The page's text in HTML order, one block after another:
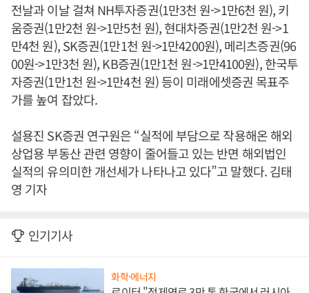
전날과 이날 걸쳐 NH투자증권(1만3천 원->1만6천 원), 키
움증권(1만2천 원->1만5천 원), 현대차증권(1만2천 원->1
만4천 원), SK증권(1만1천 원->1만4200원), 메리츠증권(96
00원->1만3천 원), KB증권(1만1천 원->1만4100원), 한국투
자증권(1만1천 원->1만4천 원) 등이 미래에셋증권 목표주
가를 높여 잡았다.
설용진 SK증권 연구원은 “실적에 부담으로 작용해온 해외
상업용 부동산 관련 영향이 줄어들고 있는 반면 해외법인
실적의 유의미한 개선세가 나타나고 있다”고 말했다. 김태
영 기자
인기기사
화학·에너지